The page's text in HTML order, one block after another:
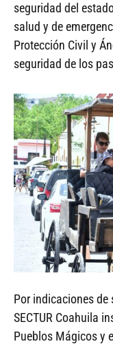
seguridad del
salud y de
Protección Civil y
seguridad de los
Por indicaciones de
SECTUR Coahuila
Pueblos Mágicos y